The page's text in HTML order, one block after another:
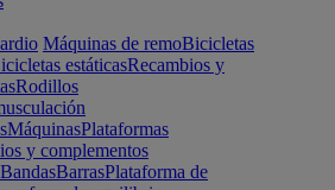
Máquinas de remoBicicletas
estáticasRecambios y
Rodillos
MáquinasPlataformas
y complementos
BandasBarrasPlataforma de